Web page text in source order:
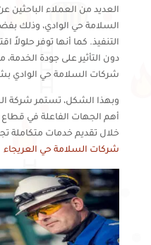
العديد من العملاء
السلامة حي الوادي، وذلك
التنفيذ. كما أنها توفر حلولاً
دون التأثير على جودة
شركات السلامة حي الوادي
وبهذا الشكل، تستمر شركة
أهم الجهات الفاعلة في
خلال تقديم خدمات متكاملة
شركات السلامة حي العريجاء